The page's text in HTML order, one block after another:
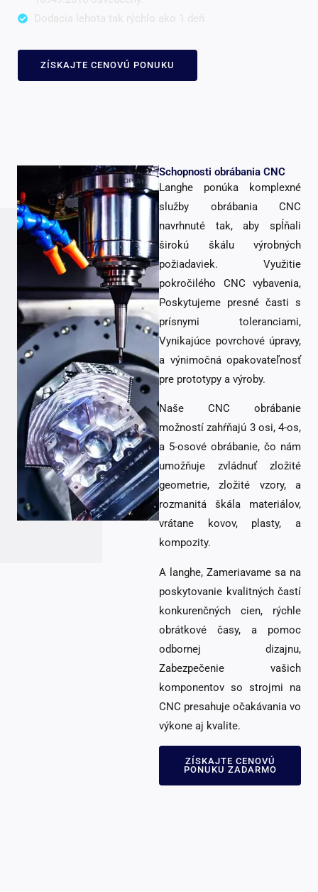
Dodacia lehota tak rýchlo ako 1 deň
ZÍSKAJTE CENOVÚ PONUKU
Schopnosti obrábania CNC
Langhe ponúka komplexné
služby obrábania CNC
navrhnuté tak, aby spĺňali
širokú škálu výrobných
požiadaviek. Využitie
pokročilého CNC vybavenia,
Poskytujeme presné časti s
prísnymi toleranciami,
Vynikajúce povrchové úpravy,
a výnimočná opakovateľnosť
pre prototypy a výroby.
Naše CNC obrábanie
možností zahŕňajú 3 osi, 4-os,
a 5-osové obrábanie, čo nám
umožňuje zvládnuť zložité
geometrie, zložité vzory, a
rozmanitá škála materiálov,
vrátane kovov, plasty, a
kompozity.
A langhe, Zameriavame sa na
poskytovanie kvalitných častí
konkurenčných cien, rýchle
obrátkové časy, a pomoc
odbornej dizajnu,
Zabezpečenie vašich
komponentov so strojmi na
CNC presahuje očakávania vo
výkone aj kvalite.
ZÍSKAJTE CENOVÚ
PONUKU ZADARMO